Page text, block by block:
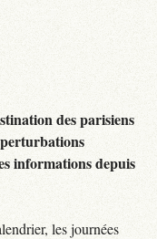
des parisiens
informations depuis
les journées